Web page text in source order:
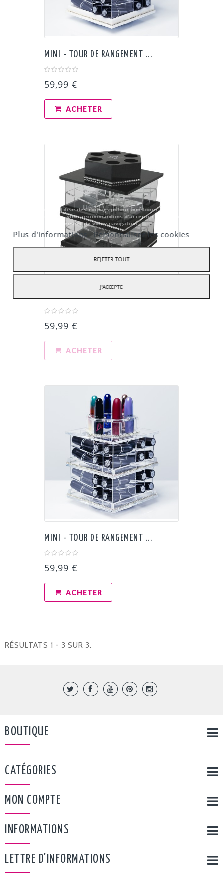
MINI - TOUR DE RANGEMENT ...
59,99 €
ACHETER
MINI - TOUR DE RANGEMENT ...
59,99 €
ACHETER
MINI - TOUR DE RANGEMENT ...
59,99 €
ACHETER
RÉSULTATS 1 - 3 SUR 3.
BOUTIQUE
CATÉGORIES
MON COMPTE
INFORMATIONS
LETTRE D'INFORMATIONS
Notre boutique utilise des cookies pdfour améliorer l'expérience
utilisateur et nous vous recommandons d'accepter leur utilisation
pour profiter pleinement de votre navigation.
Plus d'informations Personnaliser les cookies
REJETER TOUT
J'ACCEPTE